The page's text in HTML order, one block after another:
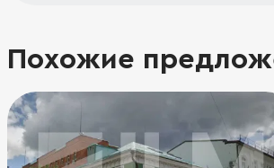
Похожие